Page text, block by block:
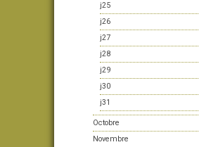
j25
j26
j27
j28
j29
j30
j31
Octobre
Novembre